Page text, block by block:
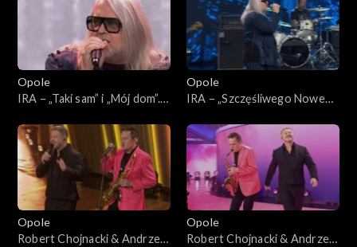
„SuperJedynki”
Opole
IRA – „Taki sam” i „Mój dom”.
„SuperJedynki”
Opole
IRA – „Szczęśliwego Nowego
„SuperJedynki”
Opole
Robert Chojnacki & Andrzej
Opole
Robert Chojnacki & Andrzej